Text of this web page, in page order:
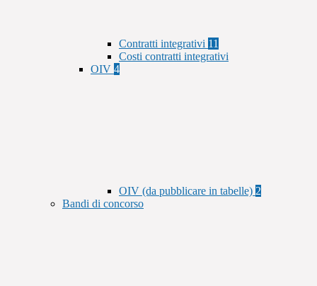
Contratti integrativi 11
Costi contratti integrativi
OIV 4
OIV (da pubblicare in tabelle) 2
Bandi di concorso